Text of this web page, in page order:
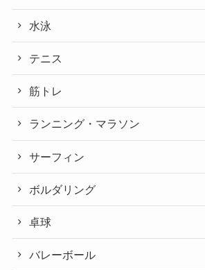
水泳
テニス
筋トレ
ランニング・マラソン
サーフィン
ボルダリング
卓球
バレーボール